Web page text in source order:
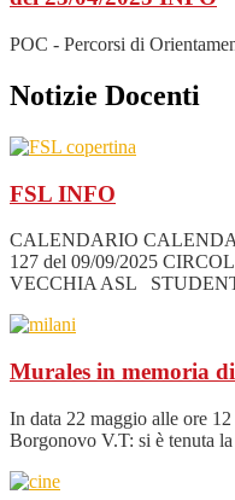
POC - Percorsi di
Notizie Docenti
FSL INFO
CALENDARIO
127 del 09/09/2025
VECCHIA ASL
Murales in memoria
In data 22 maggio alle ore
Borgonovo V.T: si è tenuta